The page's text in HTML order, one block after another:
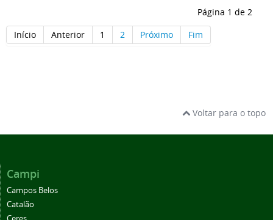
Página 1 de 2
Início
Anterior 1 2 Próximo Fim
Voltar para o topo
Campi
Campos Belos
Catalão